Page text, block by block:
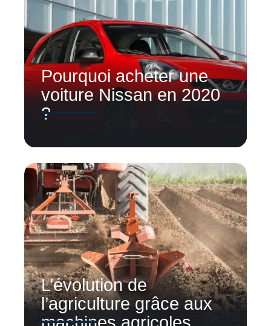
Pourquoi acheter une
voiture Nissan en 2020
?
L’évolution de
l’agriculture grâce aux